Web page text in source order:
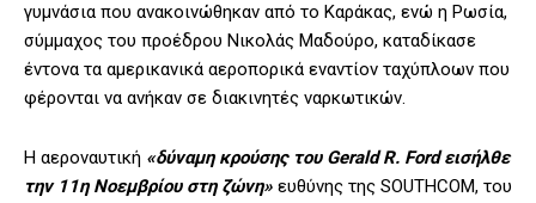
γυμνάσια που ανακοινώθηκαν από το Καράκας, ενώ η Ρωσία,
σύμμαχος του προέδρου Νικολάς Μαδούρο, καταδίκασε
έντονα τα αμερικανικά αεροπορικά εναντίον ταχύπλοων που
φέρονται να ανήκαν σε διακινητές ναρκωτικών.
Η αεροναυτική «δύναμη κρούσης του Gerald R. Ford εισήλθε
την 11η Νοεμβρίου στη ζώνη» ευθύνης της SOUTHCOM, του